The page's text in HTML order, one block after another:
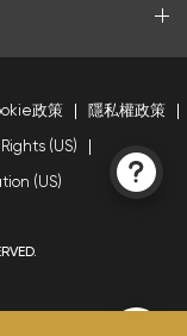
政策 隱私權政策
(US)
(US)